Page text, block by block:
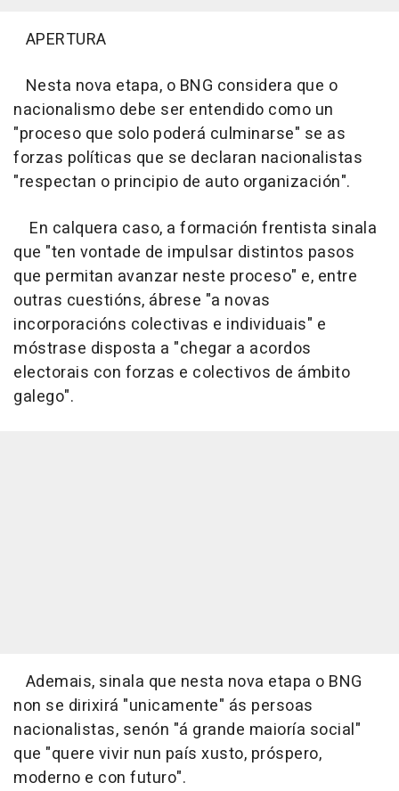
APERTURA
Nesta nova etapa, o BNG considera que o
nacionalismo debe ser entendido como un
"proceso que solo poderá culminarse" se as
forzas políticas que se declaran nacionalistas
"respectan o principio de auto organización".
En calquera caso, a formación frentista sinala
que "ten vontade de impulsar distintos pasos
que permitan avanzar neste proceso" e, entre
outras cuestións, ábrese "a novas
incorporacións colectivas e individuais" e
móstrase disposta a "chegar a acordos
electorais con forzas e colectivos de ámbito
galego".
Ademais, sinala que nesta nova etapa o BNG
non se dirixirá "unicamente" ás persoas
nacionalistas, senón "á grande maioría social"
que "quere vivir nun país xusto, próspero,
moderno e con futuro".